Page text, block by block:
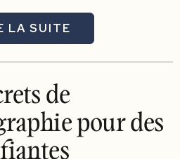
LA SUITE
de
pour des